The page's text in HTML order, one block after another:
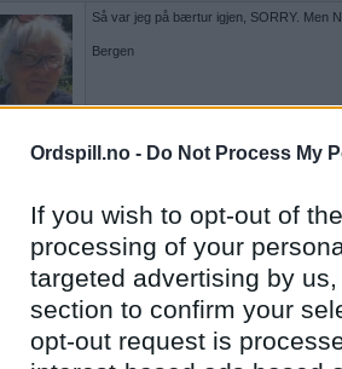
Ordspill.no - Do Not Process My
If you wish to opt-out of
processing of your
targeted advertising by
section to confirm your
opt-out request is
Så var jeg på bærtur igjen, SORRY. Men
Bergen
Antall innlegg:
Cochabamba